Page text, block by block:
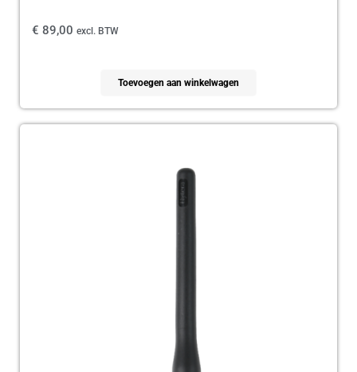
€ 89,00 excl. BTW
Toevoegen aan winkelwagen